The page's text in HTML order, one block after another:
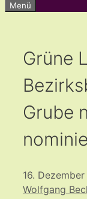
Menü
Grüne
Grube
16.
Wolfgang